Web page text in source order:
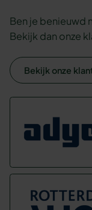
Ben je benieuwd
Bekijk dan onze
Bekijk onze